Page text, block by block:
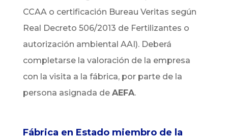
CCAA o certificación Bureau Veritas según
Real Decreto 506/2013 de Fertilizantes o
autorización ambiental AAI). Deberá
completarse la valoración de la empresa
con la visita a la fábrica, por parte de la
persona asignada de AEFA.
Fábrica en Estado miembro de la